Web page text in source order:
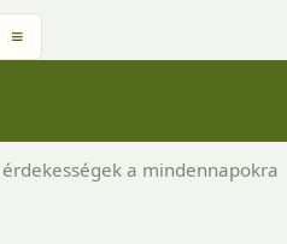
≡
a mindennapokra